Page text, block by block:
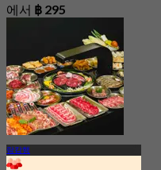
에서 ฿ 295
람캄행